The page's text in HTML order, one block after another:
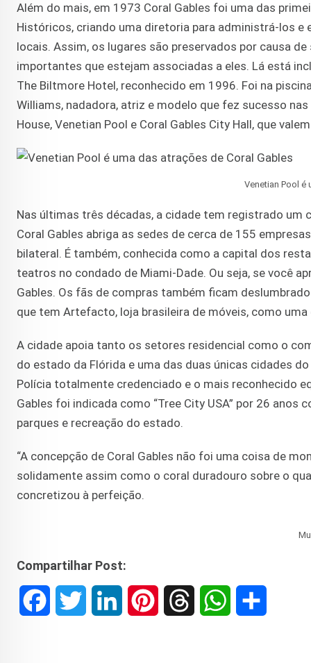
Além do mais, em 1973 Coral Gables foi uma das
Históricos, criando uma diretoria para administrá-los
locais. Assim, os lugares são preservados por causa
importantes que estejam associadas a eles. Lá está
The Biltmore Hotel, reconhecido em 1996. Foi na
Williams, nadadora, atriz e modelo que fez sucesso
House, Venetian Pool e Coral Gables City Hall, que
Venetian Pool é
Nas últimas três décadas, a cidade tem registrado um
Coral Gables abriga as sedes de cerca de 155
bilateral. É também, conhecida como a capital dos
teatros no condado de Miami-Dade. Ou seja, se você
Gables. Os fãs de compras também ficam
que tem Artefacto, loja brasileira de móveis, como uma
A cidade apoia tanto os setores residencial como o
do estado da Flórida e uma das duas únicas cidades
Polícia totalmente credenciado e o mais reconhecido
Gables foi indicada como “Tree City USA” por 26
parques e recreação do estado.
“A concepção de Coral Gables não foi uma coisa de
solidamente assim como o coral duradouro sobre o
concretizou à perfeição.
Compartilhar Post: